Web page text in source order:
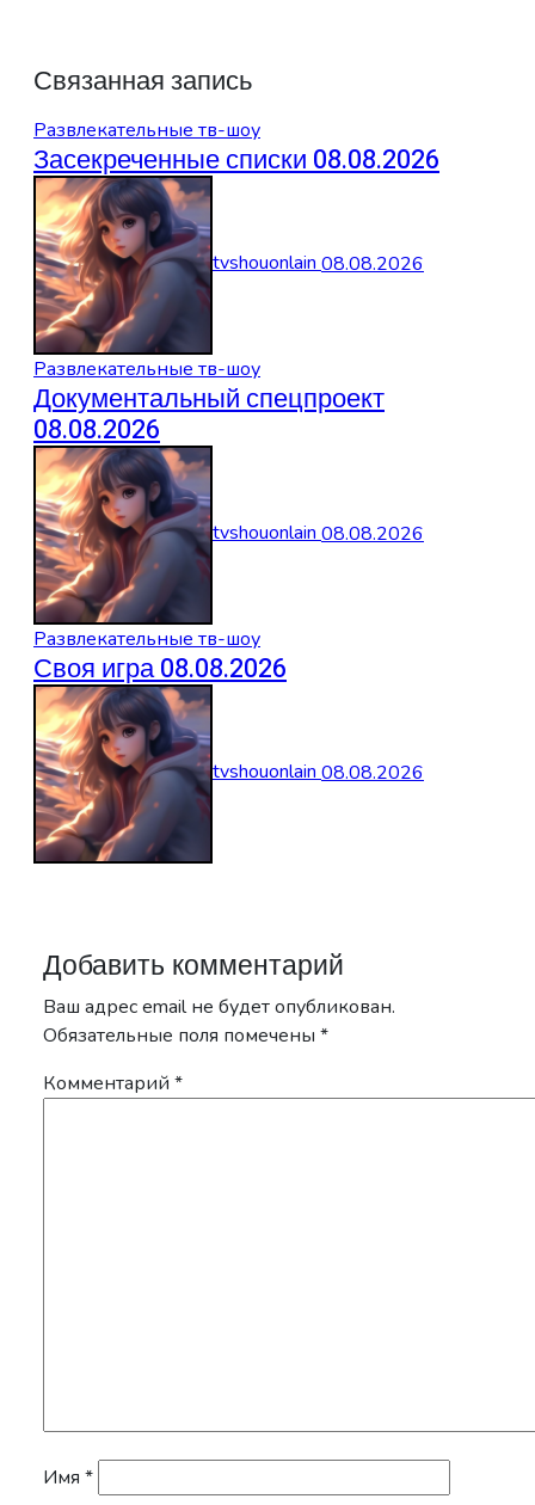
Связанная запись
Развлекательные тв-шоу
Засекреченные списки 08.08.2026
tvshouonlain08.08.2026
Развлекательные тв-шоу
Документальный спецпроект
08.08.2026
tvshouonlain08.08.2026
Развлекательные тв-шоу
Своя игра 08.08.2026
tvshouonlain08.08.2026
Добавить комментарий
Ваш адрес email не будет опубликован.
Обязательные поля помечены *
Комментарий *
Имя *